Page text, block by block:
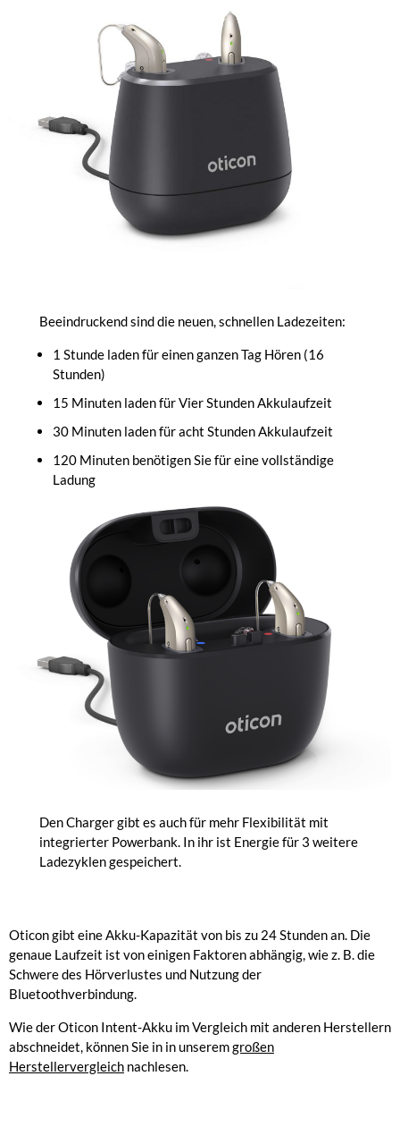
Beeindruckend sind die neuen, schnellen Ladezeiten:
1 Stunde laden für einen ganzen Tag Hören (16
Stunden)
15 Minuten laden für Vier Stunden Akkulaufzeit
30 Minuten laden für acht Stunden Akkulaufzeit
120 Minuten benötigen Sie für eine vollständige
Ladung
Den Charger gibt es auch für mehr Flexibilität mit
integrierter Powerbank. In ihr ist Energie für 3 weitere
Ladezyklen gespeichert.
Oticon gibt eine Akku-Kapazität von bis zu 24 Stunden an. Die
genaue Laufzeit ist von einigen Faktoren abhängig, wie z. B. die
Schwere des Hörverlustes und Nutzung der
Bluetoothverbindung.
Wie der Oticon Intent-Akku im Vergleich mit anderen Herstellern
abschneidet, können Sie in in unseremgroßen
Herstellervergleich nachlesen.